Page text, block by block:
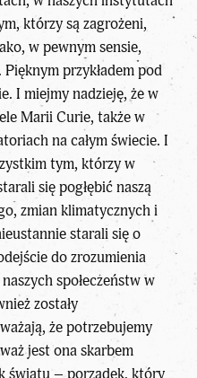
którzy są zagrożeni,
w pewnym sensie,
przykładem pod
I miejmy nadzieję, że w
Marii Curie, także w
na całym świecie. I
tym, którzy w
się pogłębić naszą
zmian klimatycznych i
starali się o
do zrozumienia
społeczeństw w
zostały
że potrzebujemy
jest ona skarbem
światu – porządek, który